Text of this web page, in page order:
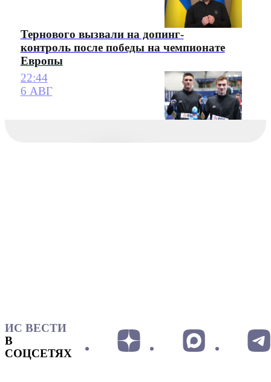
Тернового вызвали на допинг-
контроль после победы на чемпионате
Европы
22:44
6 АВГ
ИС ВЕСТИ
В
СОЦСЕТЯХ